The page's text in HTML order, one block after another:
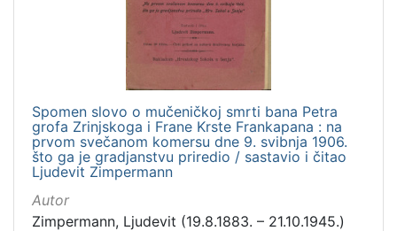
Spomen slovo o mučeničkoj smrti bana Petra
grofa Zrinjskoga i Frane Krste Frankapana : na
prvom svečanom komersu dne 9. svibnja 1906.
što ga je gradjanstvu priredio / sastavio i čitao
Ljudevit Zimpermann
Autor
Zimpermann, Ljudevit (19.8.1883. – 21.10.1945.)